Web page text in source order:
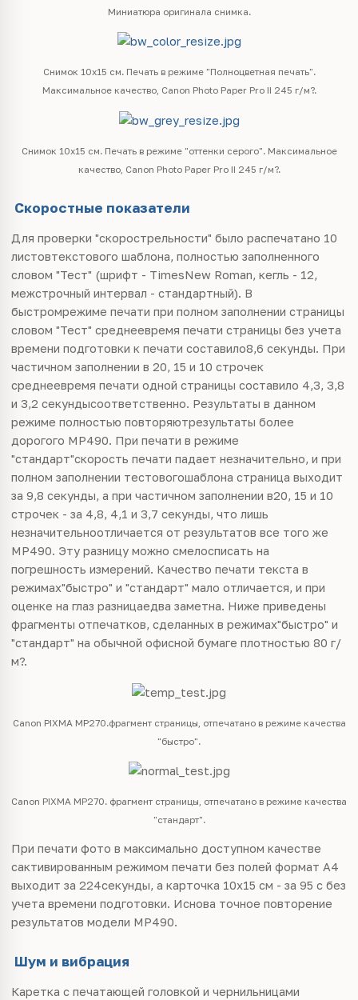
Миниатюра оригинала снимка.
Снимок 10х15 см. Печать в режиме "Полноцветная печать".
Максимальное качество, Canon Photo Paper Pro II 245 г/м?.
Снимок 10х15 см. Печать в режиме "оттенки серого". Максимальное
качество, Canon Photo Paper Pro II 245 г/м?.
Скоростные показатели
Для проверки "скорострельности" было распечатано 10
листовтекстового шаблона, полностью заполненного
словом "Тест" (шрифт - TimesNew Roman, кегль - 12,
межстрочный интервал - стандартный). В
быстромрежиме печати при полном заполнении страницы
словом "Тест" среднеевремя печати страницы без учета
времени подготовки к печати составило8,6 секунды. При
частичном заполнении в 20, 15 и 10 строчек
среднеевремя печати одной страницы составило 4,3, 3,8
и 3,2 секундысоответственно. Результаты в данном
режиме полностью повторяютрезультаты более
дорогого MP490. При печати в режиме
"стандарт"скорость печати падает незначительно, и при
полном заполнении тестовогошаблона страница выходит
за 9,8 секунды, а при частичном заполнении в20, 15 и 10
строчек - за 4,8, 4,1 и 3,7 секунды, что лишь
незначительноотличается от результатов все того же
MP490. Эту разницу можно смелосписать на
погрешность измерений. Качество печати текста в
режимах"быстро" и "стандарт" мало отличается, и при
оценке на глаз разницаедва заметна. Ниже приведены
фрагменты отпечатков, сделанных в режимах"быстро" и
"стандарт" на обычной офисной бумаге плотностью 80 г/
м?.
Canon PIXMA MP270.фрагмент страницы, отпечатано в режиме качества
"быстро".
Canon PIXMA MP270. фрагмент страницы, отпечатано в режиме качества
"стандарт".
При печати фото в максимально доступном качестве
сактивированным режимом печати без полей формат А4
выходит за 224секунды, а карточка 10х15 см - за 95 с без
учета времени подготовки. Иснова точное повторение
результатов модели MP490.
Шум и вибрация
Каретка с печатающей головкой и чернильницами